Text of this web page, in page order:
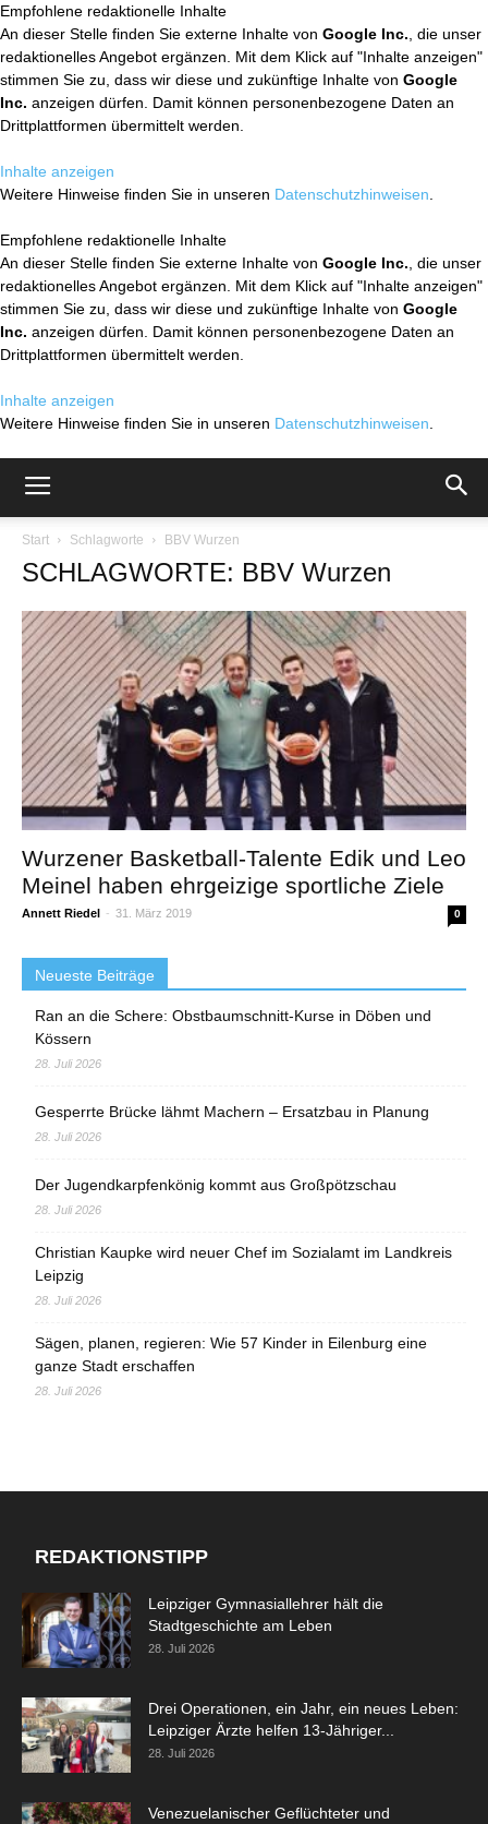
Empfohlene redaktionelle Inhalte
An dieser Stelle finden Sie externe Inhalte von Google Inc. , die unser
redaktionelles Angebot ergänzen. Mit dem Klick auf "Inhalte anzeigen"
stimmen Sie zu, dass wir diese und zukünftige Inhalte von Google
Inc. anzeigen dürfen. Damit können personenbezogene Daten an
Drittplattformen übermittelt werden.
Inhalte anzeigen
Weitere Hinweise finden Sie in unseren Datenschutzhinweisen
Empfohlene redaktionelle Inhalte
An dieser Stelle finden Sie externe Inhalte von Google Inc. , die unser
redaktionelles Angebot ergänzen. Mit dem Klick auf "Inhalte anzeigen"
stimmen Sie zu, dass wir diese und zukünftige Inhalte von Google
Inc. anzeigen dürfen. Damit können personenbezogene Daten an
Drittplattformen übermittelt werden.
Inhalte anzeigen
Weitere Hinweise finden Sie in unseren Datenschutzhinweisen
Start Schlagworte BBV Wurzen
SCHLAGWORTE: BBV Wurzen
Wurzener Basketball-Talente Edik und Leo
Meinel haben ehrgeizige sportliche Ziele
Annett Riedel - 31. März 2019 0
Neueste Beiträge
Ran an die Schere: Obstbaumschnitt-Kurse in Döben und
Kössern
28. Juli 2026
Gesperrte Brücke lähmt Machern – Ersatzbau in Planung
28. Juli 2026
Der Jugendkarpfenkönig kommt aus Großpötzschau
28. Juli 2026
Christian Kaupke wird neuer Chef im Sozialamt im Landkreis
Leipzig
28. Juli 2026
Sägen, planen, regieren: Wie 57 Kinder in Eilenburg eine
ganze Stadt erschaffen
28. Juli 2026
REDAKTIONSTIPP
Leipziger Gymnasiallehrer hält die
Stadtgeschichte am Leben
28. Juli 2026
Drei Operationen, ein Jahr, ein neues Leben:
Leipziger Ärzte helfen 13-Jähriger...
28. Juli 2026
Venezuelanischer Geflüchteter und